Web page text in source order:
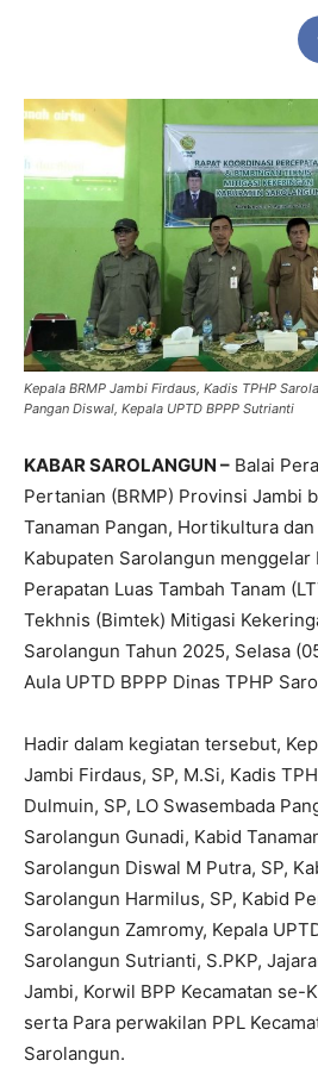
Kepala BRMP Jambi Firdaus, Kadis TPHP
Pangan Diswal, Kepala UPTD BPPP Sutrianti
KABAR SAROLANGUN – Balai
Pertanian (BRMP) Provinsi Jambi
Tanaman Pangan, Hortikultura
Kabupaten Sarolangun menggelar
Perapatan Luas Tambah Tanam
Tekhnis (Bimtek) Mitigasi
Sarolangun Tahun 2025, Selasa
Aula UPTD BPPP Dinas TPHP
Hadir dalam kegiatan tersebut,
Jambi Firdaus, SP, M.Si, Kadis
Dulmuin, SP, LO Swasembada
Sarolangun Gunadi, Kabid
Sarolangun Diswal M Putra, SP,
Sarolangun Harmilus, SP, Kabid
Sarolangun Zamromy, Kepala
Sarolangun Sutrianti, S.PKP,
Jambi, Korwil BPP Kecamatan se-
serta Para perwakilan PPL
Sarolangun.